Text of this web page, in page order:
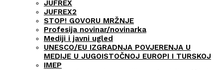
JUFREX
JUFREX2
STOP! GOVORU MRŽNJE
Profesija novinar/novinarka
Mediji i javni ugled
UNESCO/EU IZGRADNJA POVJERENJA U
MEDIJE U JUGOISTOČNOJ EUROPI I TURSKOJ
IMEP